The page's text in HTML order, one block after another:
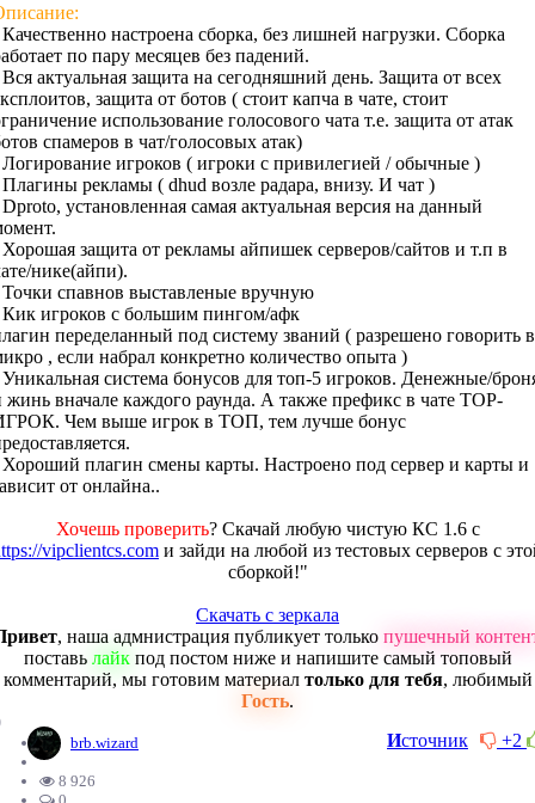
настроена сборка, без лишней нагрузки. Сборка
по пару месяцев без падений.
актуальная защита на сегодняшний день. Защита от всех
защита от ботов ( стоит капча в чате, стоит
использование голосового чата т.е. защита от атак
спамеров в чат/голосовых атак)
игроков ( игроки с привилегией / обычные )
рекламы ( dhud возле радара, внизу. И чат )
установленная самая актуальная версия на данный
защита от рекламы айпишек серверов/сайтов и т.п в
нике(айпи).
спавнов выставленые вручную
игроков с большим пингом/афк
переделанный под систему званий ( разрешено говорить в
, если набрал конкретно количество опыта )
система бонусов для топ-5 игроков. Денежные/
жинь вначале каждого раунда. А также префикс в чате TOP-
Чем выше игрок в ТОП, тем лучше бонус
плагин смены карты. Настроено под сервер и карты и
от онлайна..
Хочешь проверить? Скачай любую чистую КС 1.6 с
vipclientcs.com и зайди на любой из тестовых серверов с
сборкой!"
Скачать с зеркала
, наша адмнистрация публикует только пушечный
поставь лайкпод постом ниже и напишите самый топовый
комментарий, мы готовим материал только для тебя, любимый
Гость.
+2
Источник
brb.wizard
8 926